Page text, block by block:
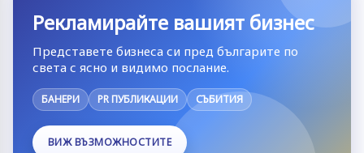
Рекламирайте вашият бизнес
Представете бизнеса си пред българите по
света с ясно и видимо послание.
БАНЕРИ PR ПУБЛИКАЦИИ СЪБИТИЯ
ВИЖ ВЪЗМОЖНОСТИТЕ